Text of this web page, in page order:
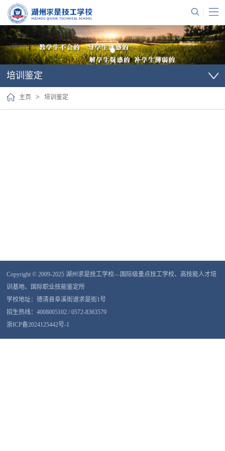
培训鉴定
主页 > 培训鉴定
Copyright © 2009-2025 湖州求是技工学校—国际级重点技工学校、高技能人才培
训基地、国际职业技能鉴定所
学校地址：德清县阜溪街道求是街1号
招生热线：4008005102 / 0572-8363579
浙ICP备2024125442号-1